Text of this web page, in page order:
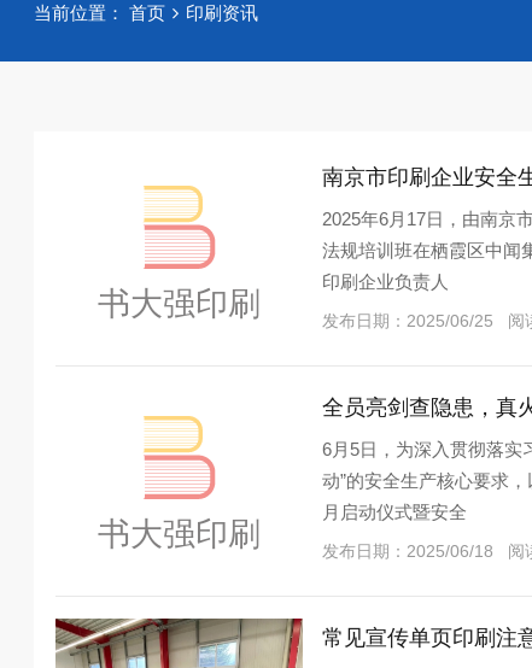
当前位置： 首页 印刷资讯
南京市印刷企业安全
2025年6月17日，由南京
法规培训班在栖霞区中闻
印刷企业负责人
发布日期：2025/06/25 阅
全员亮剑查隐患，真
6月5日，为深入贯彻落实
动”的安全生产核心要求
月启动仪式暨安全
发布日期：2025/06/18 阅
常见宣传单页印刷注